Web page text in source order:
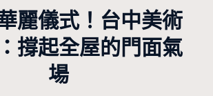
麗儀式！台中美術
撐起全屋的門面氣
場